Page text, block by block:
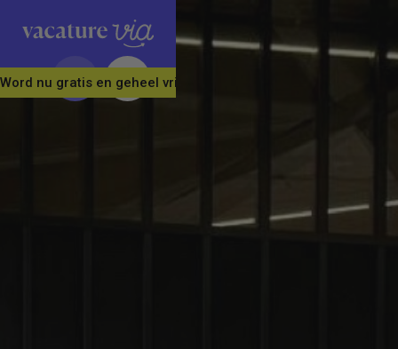
Word nu gratis en geheel vrijblijvend lid van ons Vacature Via